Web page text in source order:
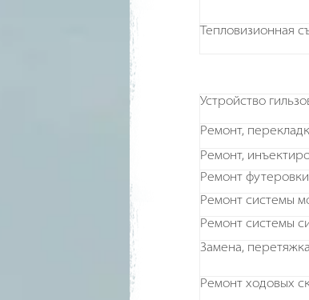
Тепловизионная
Устройство
Ремонт,
Ремонт,
Ремонт футеровки
Ремонт системы
Ремонт системы
Замена,
Ремонт ходовых